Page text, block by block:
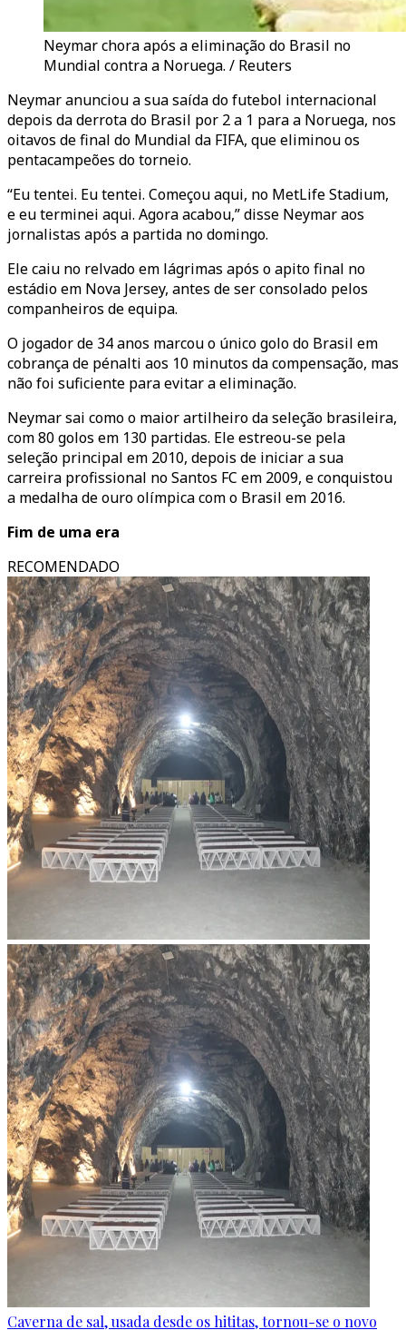
Neymar chora após a eliminação do Brasil no
Mundial contra a Noruega. / Reuters
Neymar anunciou a sua saída do futebol internacional
depois da derrota do Brasil por 2 a 1 para a Noruega, nos
oitavos de final do Mundial da FIFA, que eliminou os
pentacampeões do torneio.
“Eu tentei. Eu tentei. Começou aqui, no MetLife Stadium,
e eu terminei aqui. Agora acabou,” disse Neymar aos
jornalistas após a partida no domingo.
Ele caiu no relvado em lágrimas após o apito final no
estádio em Nova Jersey, antes de ser consolado pelos
companheiros de equipa.
O jogador de 34 anos marcou o único golo do Brasil em
cobrança de pénalti aos 10 minutos da compensação, mas
não foi suficiente para evitar a eliminação.
Neymar sai como o maior artilheiro da seleção brasileira,
com 80 golos em 130 partidas. Ele estreou-se pela
seleção principal em 2010, depois de iniciar a sua
carreira profissional no Santos FC em 2009, e conquistou
a medalha de ouro olímpica com o Brasil em 2016.
Fim de uma era
RECOMENDADO
Caverna de sal, usada desde os hititas, tornou-se o novo